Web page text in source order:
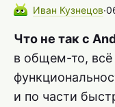
Иван Кузнецов∙
Что не так с
в общем-то, всё
и по части